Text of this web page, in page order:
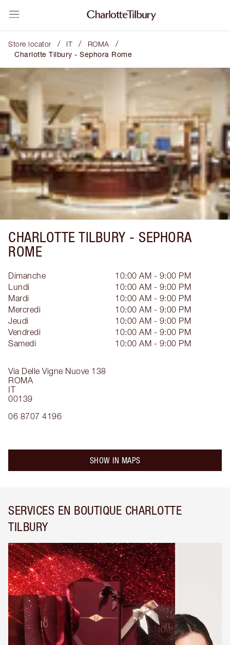
Store locator / IT / ROMA /
Charlotte Tilbury - Sephora Rome
CHARLOTTE TILBURY - SEPHORA
ROME
Via Delle Vigne Nuove 138
ROMA
IT
00139
06 8707 4196
Dimanche
10:00 AM - 9:00 PM
Lundi
10:00 AM - 9:00 PM
Mardi
10:00 AM - 9:00 PM
Mercredi
10:00 AM - 9:00 PM
Jeudi
10:00 AM - 9:00 PM
Vendredi
10:00 AM - 9:00 PM
Samedi
10:00 AM - 9:00 PM
SHOW IN MAPS
SERVICES EN BOUTIQUE CHARLOTTE
TILBURY